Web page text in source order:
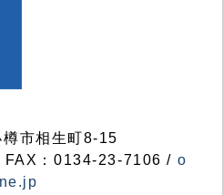
市相生町8-15
：0134-23-7106 / o